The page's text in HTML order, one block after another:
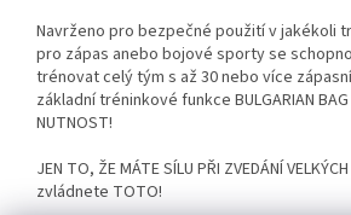
Navrženo pro bezpečné použití v jakékoli
pro zápas anebo bojové sporty se
trénovat celý tým s až 30 nebo více
základní tréninkové funkce BULGARIAN
NUTNOST!
JEN TO, ŽE MÁTE SÍLU PŘI ZVEDÁNÍ
zvládnete TOTO!